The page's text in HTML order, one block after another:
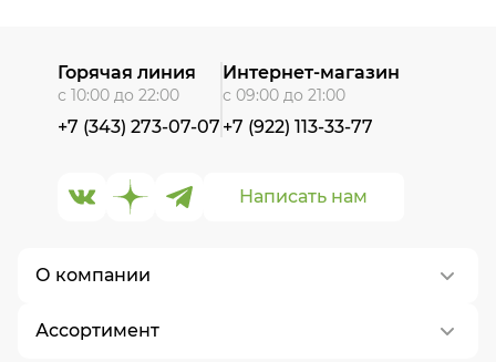
О компании
О нас
Ассортимент
Написать нам
Горячая линия
с 10:00 до 22:00
+7 (343) 273-07-07
Интернет-магазин
с 09:00 до 21:00
+7 (922) 113-33-77